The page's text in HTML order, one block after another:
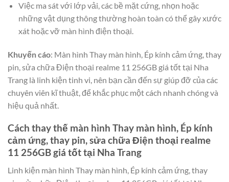
Việc ma sát với lớp vải, các bề mặt cứng, nhọn hoặc
những vật dụng thông thường hoàn toàn có thể gây xước
xát hoặc vỡ màn hình điện thoại.
Khuyến cáo: Màn hình Thay màn hình, Ép kính cảm ứng, thay
pin, sửa chữa Điện thoại realme 11 256GB giá tốt tại Nha
Trang là linh kiện tinh vi, nên bạn cần đến sự giúp đỡ của các
chuyên viên kĩ thuật, để khắc phục một cách nhanh chóng và
hiệu quả nhất.
Cách thay thế màn hình Thay màn hình, Ép kính
cảm ứng, thay pin, sửa chữa Điện thoại realme
11 256GB giá tốt tại Nha Trang
Linh kiện màn hình Thay màn hình, Ép kính cảm ứng, thay